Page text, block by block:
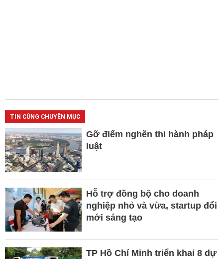
TIN CÙNG CHUYÊN MỤC
Gỡ điểm nghẽn thi hành pháp
luật
Hỗ trợ đồng bộ cho doanh
nghiệp nhỏ và vừa, startup đổi
mới sáng tạo
TP Hồ Chí Minh triển khai 8 dự